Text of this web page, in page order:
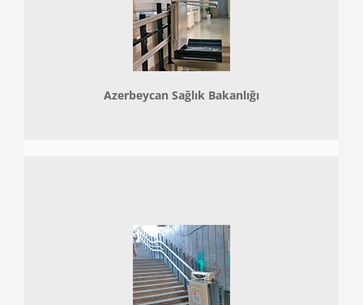
Azerbeycan Sağlık Bakanlığı